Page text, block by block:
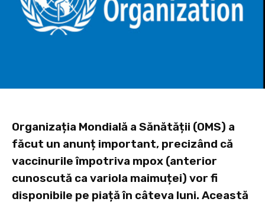
Organizația Mondială a Sănătății (OMS) a
făcut un anunț important, precizând că
vaccinurile împotriva mpox (anterior
cunoscută ca variola maimuței) vor fi
disponibile pe piață în câteva luni. Această